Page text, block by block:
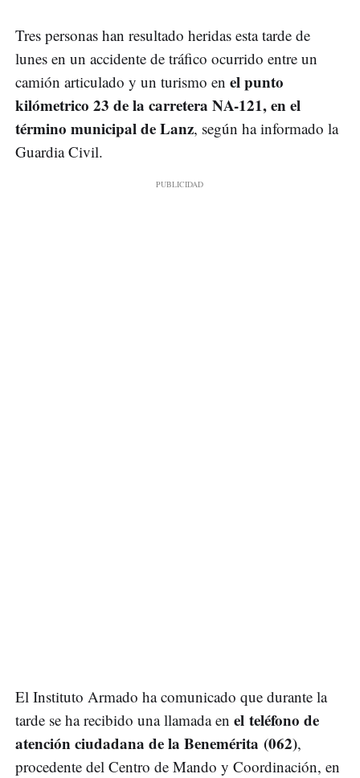
Tres personas han resultado heridas esta tarde de
lunes en un accidente de tráfico ocurrido entre un
camión articulado y un turismo en el punto
kilómetrico 23 de la carretera NA-121, en el
término municipal de Lanz, según ha informado la
Guardia Civil.
El Instituto Armado ha comunicado que durante la
tarde se ha recibido una llamada en el teléfono de
atención ciudadana de la Benemérita (062),
procedente del Centro de Mando y Coordinación, en